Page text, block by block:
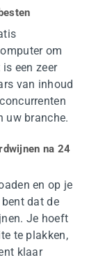
om
een zeer
van inhoud
uw branche.
na 24
en op je
dat de
Je hoeft
te plakken,
klaar